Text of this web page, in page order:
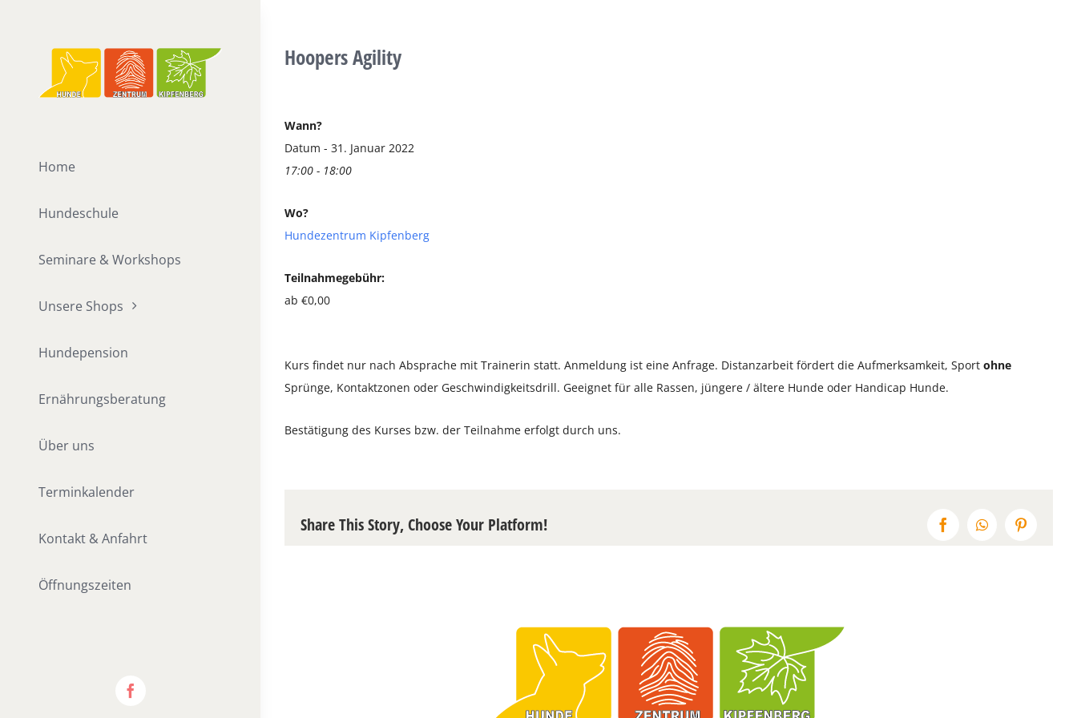
Home
Hundeschule
Seminare & Workshops
Unsere Shops
Hundepension
Ernährungsberatung
Über uns
Terminkalender
Kontakt & Anfahrt
Öffnungszeiten
Hoopers Agility
Wann?
Datum - 31. Januar 2022
17:00 - 18:00
Wo?
Hundezentrum Kipfenberg
Teilnahmegebühr:
ab €0,00
Kurs findet nur nach Absprache mit Trainerin statt. Anmeldung ist eine Anfrage. Distanzarbeit fördert die Aufmerksamkeit, Sport ohne
Sprünge, Kontaktzonen oder Geschwindigkeitsdrill. Geeignet für alle Rassen, jüngere / ältere Hunde oder Handicap Hunde.
Bestätigung des Kurses bzw. der Teilnahme erfolgt durch uns.
Share This Story, Choose Your Platform! FacebookWhatsAppPinterest